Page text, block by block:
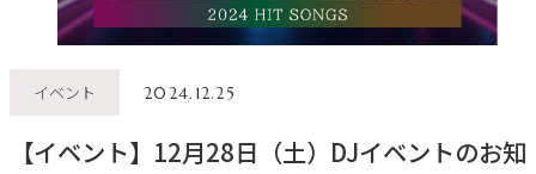
イベント 2024.12.25
【イベント】12月28日（土）DJイベントのお知